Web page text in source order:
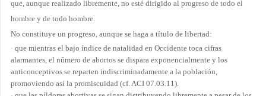
que, aunque realizado libremente, no esté dirigido al progreso de todo el
hombre y de todo hombre.
No constituye un progreso, aunque se haga a título de libertad:
· que mientras el bajo índice de natalidad en Occidente toca cifras
alarmantes, el número de abortos se dispara exponencialmente y los
anticonceptivos se reparten indiscriminadamente a la población,
promoviendo así la promiscuidad (cf.ACI 07.03.11).